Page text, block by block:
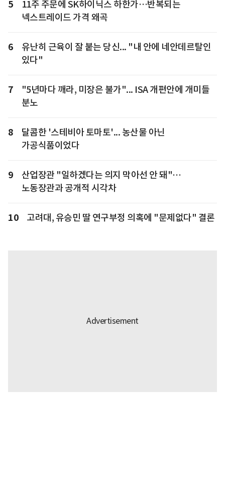
5
11주 주문에 SK하이닉스 하한가…반복되는
넥스트레이드 가격 왜곡
6
유난히 근육이 잘 붙는 당신... "내 안에 네안데르탈인
있다"
7
"5년마다 깨라, 미장은 불가"... ISA 개편안에 개미들
분노
8
달콤한 '스테비아 토마토'... 농산물 아닌
가공식품이었다
9
산업장관 "일하겠다는 의지 막아선 안 돼"…
노동장관과 공개적 시각차
10 고려대, 유승민 딸 연구부정 의혹에 "문제없다" 결론